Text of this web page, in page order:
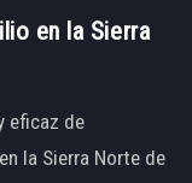
en la Sierra
eficaz de
la Sierra Norte de